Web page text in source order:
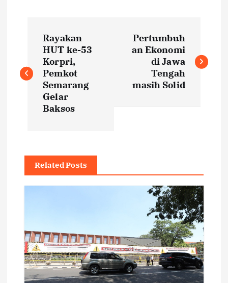
s
a
v
g
a
Rayakan
HUT ke-53
Korpri,
Pemkot
Semarang
Gelar
Baksos
Pertumbuh
an Ekonomi
di Jawa
Tengah
masih Solid
Related Posts